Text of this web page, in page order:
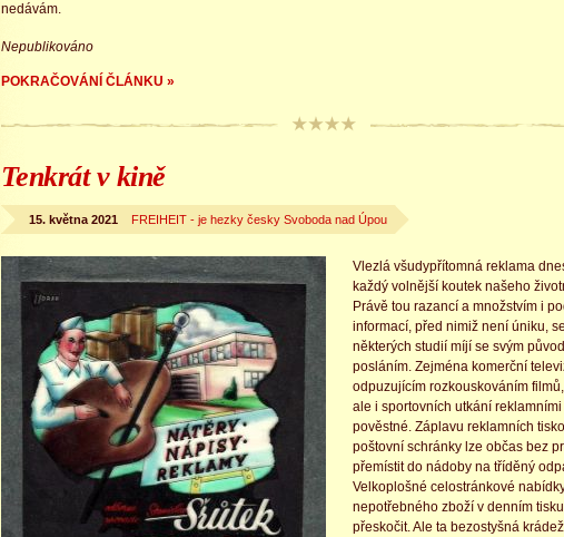
nedávám.
Nepublikováno
POKRAČOVÁNÍ ČLÁNKU »
Tenkrát v kině
15. května 2021 FREIHEIT - je hezky česky Svoboda nad Úpou
Vlezlá všudypřítomná reklama
každý volnější koutek našeho
Právě tou razancí a množstvím i
informací, před nimiž není úniku,
některých studií míjí se svým
posláním. Zejména komerční
odpuzujícím rozkouskováním
ale i sportovních utkání
pověstné. Záplavu reklamních
poštovní schránky lze občas bez
přemístit do nádoby na tříděný
Velkoplošné celostránkové
nepotřebného zboží v denním
přeskočit. Ale ta bezostyšná